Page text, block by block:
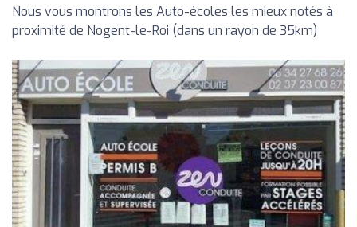
Nous vous montrons les Auto-écoles les mieux notés à
proximité de Nogent-le-Roi (dans un rayon de 35km)